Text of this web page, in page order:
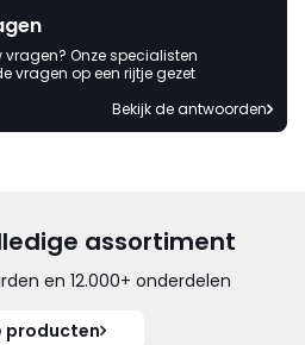
Onze specialisten
vragen op een rijtje gezet
Bekijk de antwoorden
assortiment
en 12.000+ onderdelen
producten